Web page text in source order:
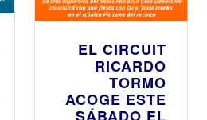
EL CIRCUIT
RICARDO
TORMO
ACOGE ESTE
SÁBADO EL